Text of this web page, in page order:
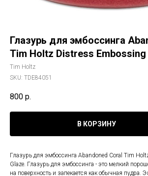
Глазурь для эмбоссинга
Tim Holtz Distress Embossing
Tim Holtz
SKU: TDE84051
800 р.
В КОРЗИНУ
Глазурь для эмбоссинга Abandoned Coral Tim
Glaze. Глазурь для эмбоссинга - это мелкий
на поверхность и запекается как обычная пудра.